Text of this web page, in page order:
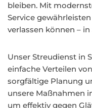
bleiben. Mit
Service
verlassen können –
Unser Streudienst in
einfache Verteilen
sorgfältige Planung
unsere Maßnahmen
um effektiv gegen